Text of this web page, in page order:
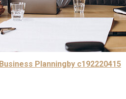
Business Planning by c192220415